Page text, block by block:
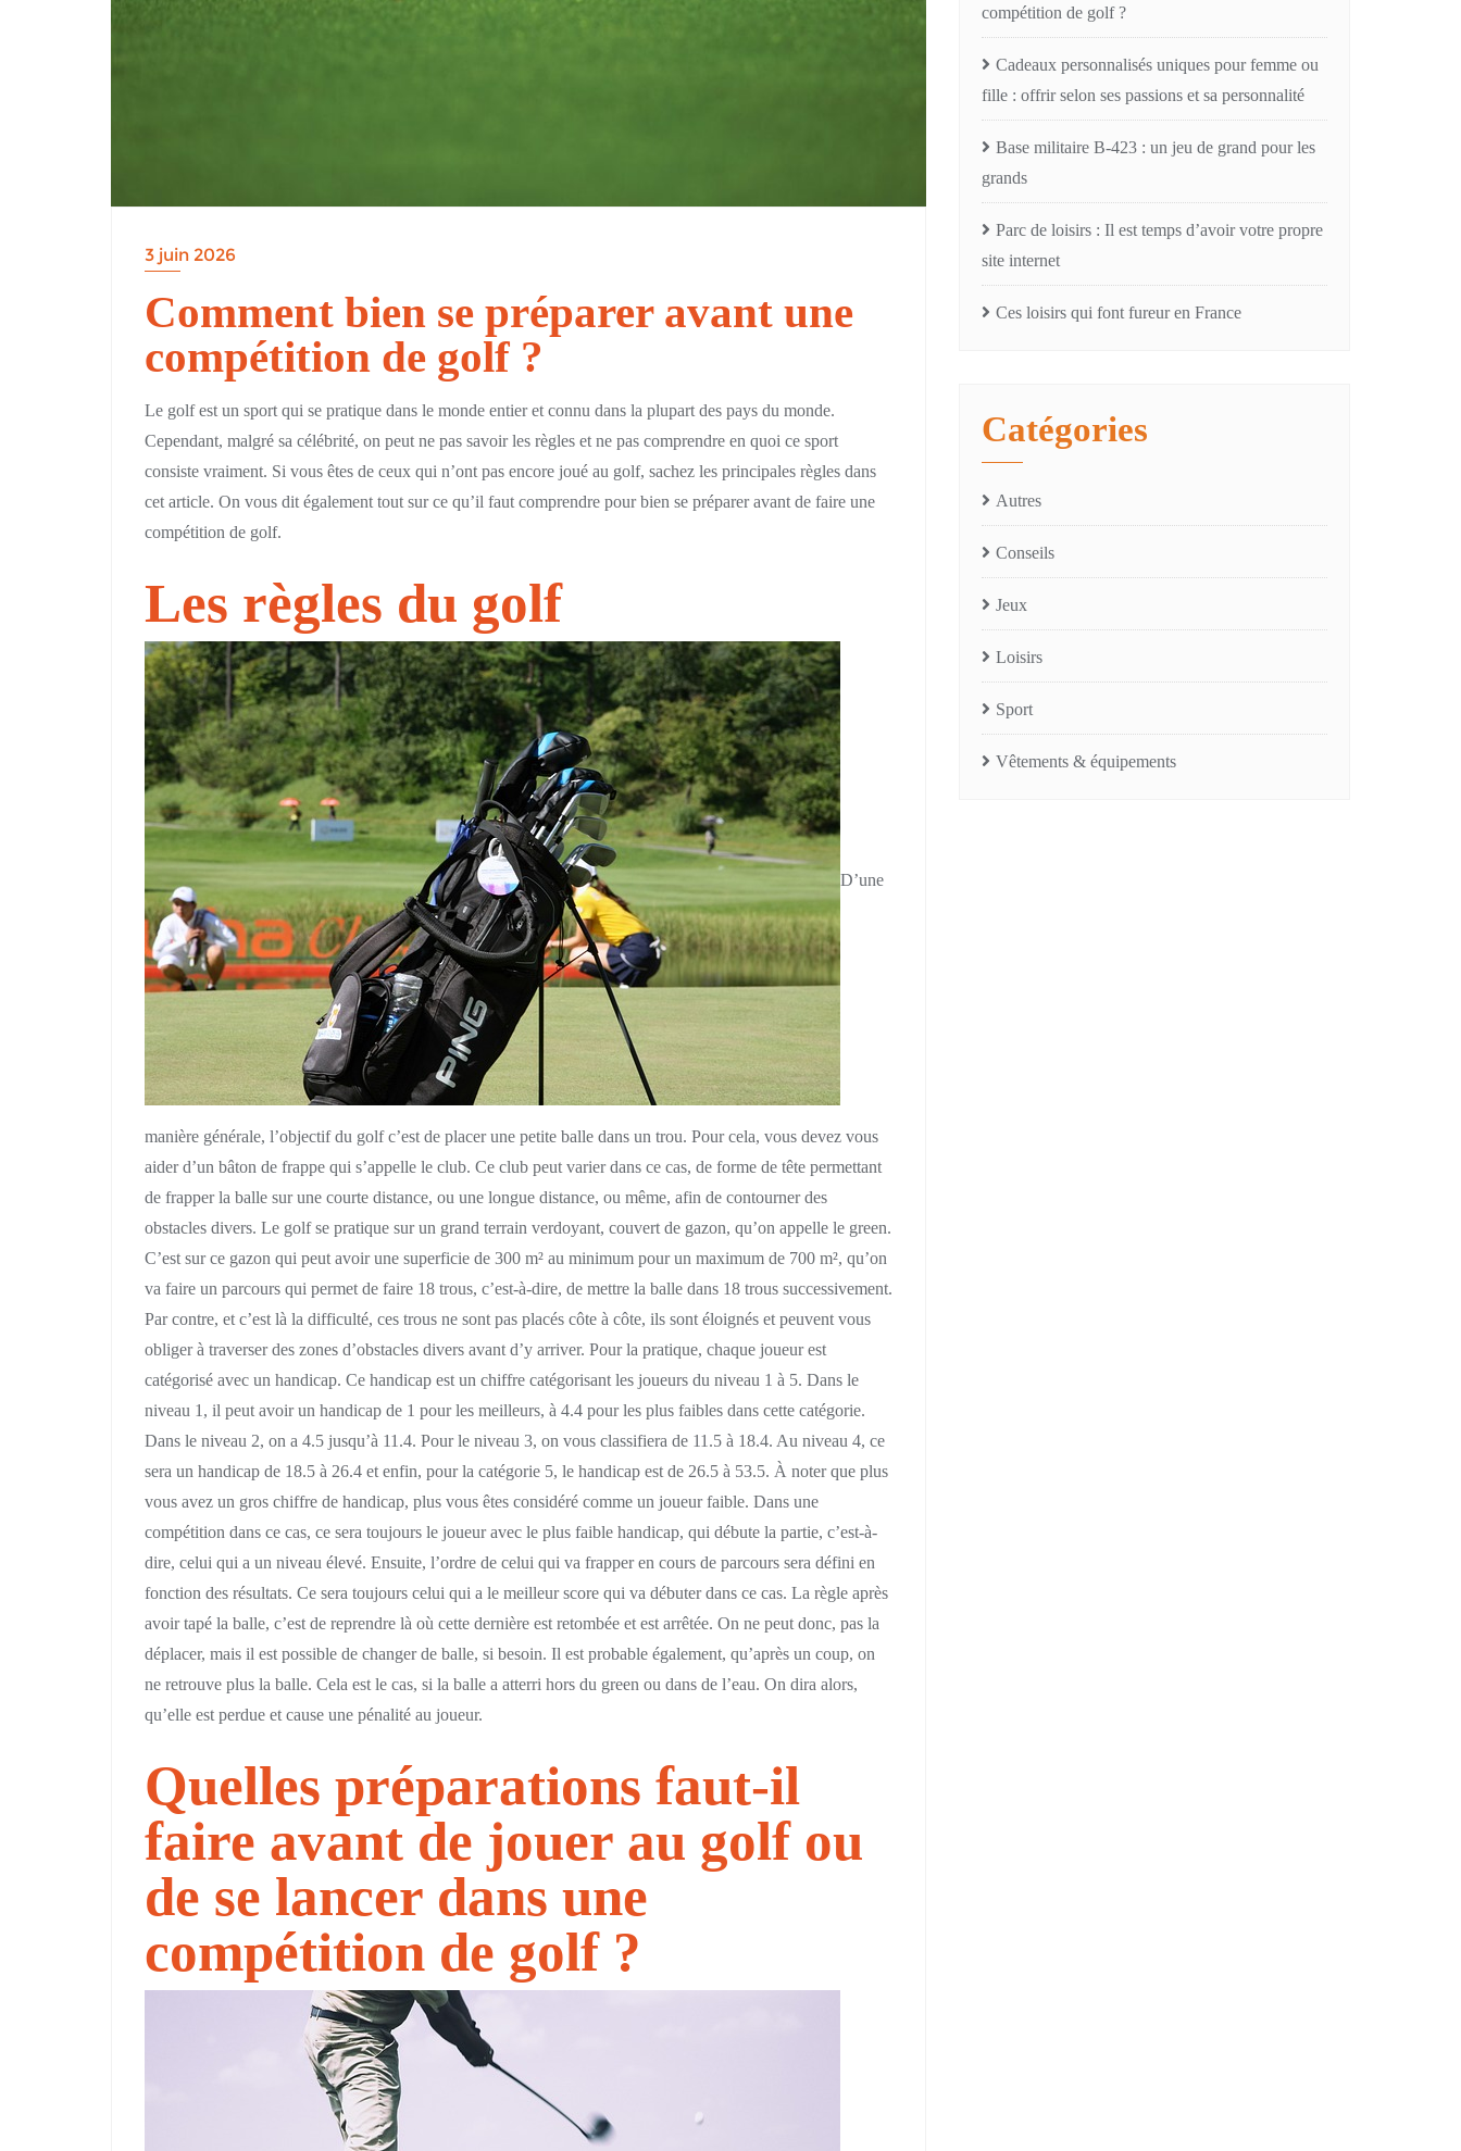
3 juin 2026
Comment bien se préparer avant une
compétition de golf ?
Le golf est un sport qui se pratique dans le monde entier et connu dans la plupart des pays du monde.
Cependant, malgré sa célébrité, on peut ne pas savoir les règles et ne pas comprendre en quoi ce sport
consiste vraiment. Si vous êtes de ceux qui n’ont pas encore joué au golf, sachez les principales règles dans
cet article. On vous dit également tout sur ce qu’il faut comprendre pour bien se préparer avant de faire une
compétition de golf.
Les règles du golf
D’une
manière générale, l’objectif du golf c’est de placer une petite balle dans un trou. Pour cela, vous devez vous
aider d’un bâton de frappe qui s’appelle le club. Ce club peut varier dans ce cas, de forme de tête permettant
de frapper la balle sur une courte distance, ou une longue distance, ou même, afin de contourner des
obstacles divers. Le golf se pratique sur un grand terrain verdoyant, couvert de gazon, qu’on appelle le green.
C’est sur ce gazon qui peut avoir une superficie de 300 m² au minimum pour un maximum de 700 m², qu’on
va faire un parcours qui permet de faire 18 trous, c’est-à-dire, de mettre la balle dans 18 trous successivement.
Par contre, et c’est là la difficulté, ces trous ne sont pas placés côte à côte, ils sont éloignés et peuvent vous
obliger à traverser des zones d’obstacles divers avant d’y arriver. Pour la pratique, chaque joueur est
catégorisé avec un handicap. Ce handicap est un chiffre catégorisant les joueurs du niveau 1 à 5. Dans le
niveau 1, il peut avoir un handicap de 1 pour les meilleurs, à 4.4 pour les plus faibles dans cette catégorie.
Dans le niveau 2, on a 4.5 jusqu’à 11.4. Pour le niveau 3, on vous classifiera de 11.5 à 18.4. Au niveau 4, ce
sera un handicap de 18.5 à 26.4 et enfin, pour la catégorie 5, le handicap est de 26.5 à 53.5. À noter que plus
vous avez un gros chiffre de handicap, plus vous êtes considéré comme un joueur faible. Dans une
compétition dans ce cas, ce sera toujours le joueur avec le plus faible handicap, qui débute la partie, c’est-à-
dire, celui qui a un niveau élevé. Ensuite, l’ordre de celui qui va frapper en cours de parcours sera défini en
fonction des résultats. Ce sera toujours celui qui a le meilleur score qui va débuter dans ce cas. La règle après
avoir tapé la balle, c’est de reprendre là où cette dernière est retombée et est arrêtée. On ne peut donc, pas la
déplacer, mais il est possible de changer de balle, si besoin. Il est probable également, qu’après un coup, on
ne retrouve plus la balle. Cela est le cas, si la balle a atterri hors du green ou dans de l’eau. On dira alors,
qu’elle est perdue et cause une pénalité au joueur.
Quelles préparations faut-il
faire avant de jouer au golf ou
de se lancer dans une
compétition de golf ?
compétition de golf ?
Cadeaux personnalisés uniques pour femme ou
fille : offrir selon ses passions et sa personnalité
Base militaire B-423 : un jeu de grand pour les
grands
Parc de loisirs : Il est temps d’avoir votre propre
site internet
Ces loisirs qui font fureur en France
Catégories
Autres
Conseils
Jeux
Loisirs
Sport
Vêtements & équipements